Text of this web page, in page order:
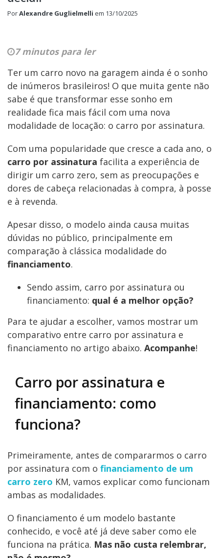
PorAlexandre Guglielmelli em 13/10/2025
7 minutos para ler
Ter um carro novo na garagem ainda é o sonho
de inúmeros brasileiros! O que muita gente não
sabe é que transformar esse sonho em
realidade fica mais fácil com uma nova
modalidade de locação: o carro por assinatura.
Com uma popularidade que cresce a cada ano, o
carro por assinatura facilita a experiência de
dirigir um carro zero, sem as preocupações e
dores de cabeça relacionadas à compra, à posse
e à revenda.
Apesar disso, o modelo ainda causa muitas
dúvidas no público, principalmente em
comparação à clássica modalidade do
financiamento.
Sendo assim, carro por assinatura ou
financiamento: qual é a melhor opção?
Para te ajudar a escolher, vamos mostrar um
comparativo entre carro por assinatura e
financiamento no artigo abaixo. Acompanhe!
Carro por assinatura e
financiamento: como
funciona?
Primeiramente, antes de compararmos o carro
por assinatura com o financiamento de um
carro zero KM, vamos explicar como funcionam
ambas as modalidades.
O financiamento é um modelo bastante
conhecido, e você até já deve saber como ele
funciona na prática. Mas não custa relembrar,